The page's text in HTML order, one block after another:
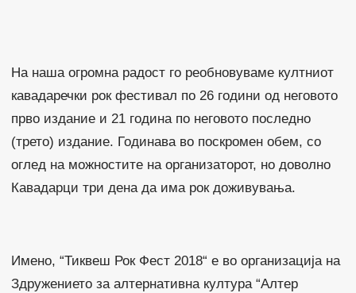
На наша огромна радост го реобновуваме култниот
кавадаречки рок фестивал по 26 години од неговото
прво издание и 21 година по неговото последно
(трето) издание. Годинава во поскромен обем, со
оглед на можностите на организаторот, но доволно
Кавадарци три дена да има рок доживувања.
Имено, “Тиквеш Рок Фест 2018“ е во организација на
Здружението за алтернативна култура “Алтер